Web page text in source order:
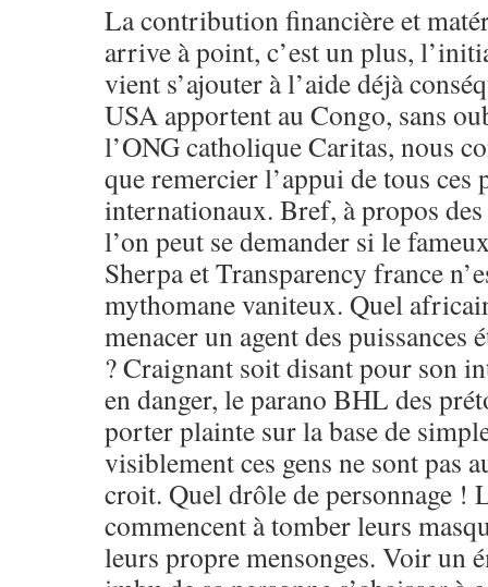
La contribution financière et
arrive à point, c’est un plus,
vient s’ajouter à l’aide déjà
USA apportent au Congo, sans
l’ONG catholique Caritas, nous
que remercier l’appui de tous ces
internationaux. Bref, à propos
l’on peut se demander si le
Sherpa et Transparency france
mythomane vaniteux. Quel
menacer un agent des puissances
? Craignant soit disant pour son
en danger, le parano BHL des
porter plainte sur la base de
visiblement ces gens ne sont pas
croit. Quel drôle de personnage !
commencent à tomber leurs
leurs propre mensonges. Voir un